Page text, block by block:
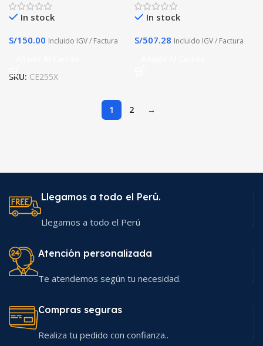
In stock
S/150.00 Incluido IGV / Factura
SKU: CE255X
In stock
S/507.28 Incluido IGV / Factura
1 2 →
Llegamos a todo el Perú.
Llegamos a todo el Perú
Atención personalizada
Te atendemos según tu necesidad.
Compras seguras
Realiza tu pedido con confianza..